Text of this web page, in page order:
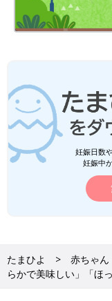
妊娠日数
妊娠中
たまひよ 赤ちゃん
らかで美味しい」「ほ